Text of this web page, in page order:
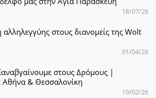
18/07/26
στους διανομείς της Wolt
01/04/26
στους Δρόμους |
Αθήνα & Θεσσαλονίκη
19/02/26